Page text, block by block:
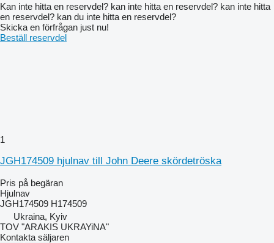
Kan inte hitta en reservdel? kan inte hitta en reservdel? kan inte hitta
en reservdel? kan du inte hitta en reservdel?
Skicka en förfrågan just nu!
Beställ reservdel
1
JGH174509 hjulnav till John Deere skördetröska
Pris på begäran
Hjulnav
JGH174509 H174509
Ukraina, Kyiv
TOV "ARAKIS UKRAYiNA"
Kontakta säljaren